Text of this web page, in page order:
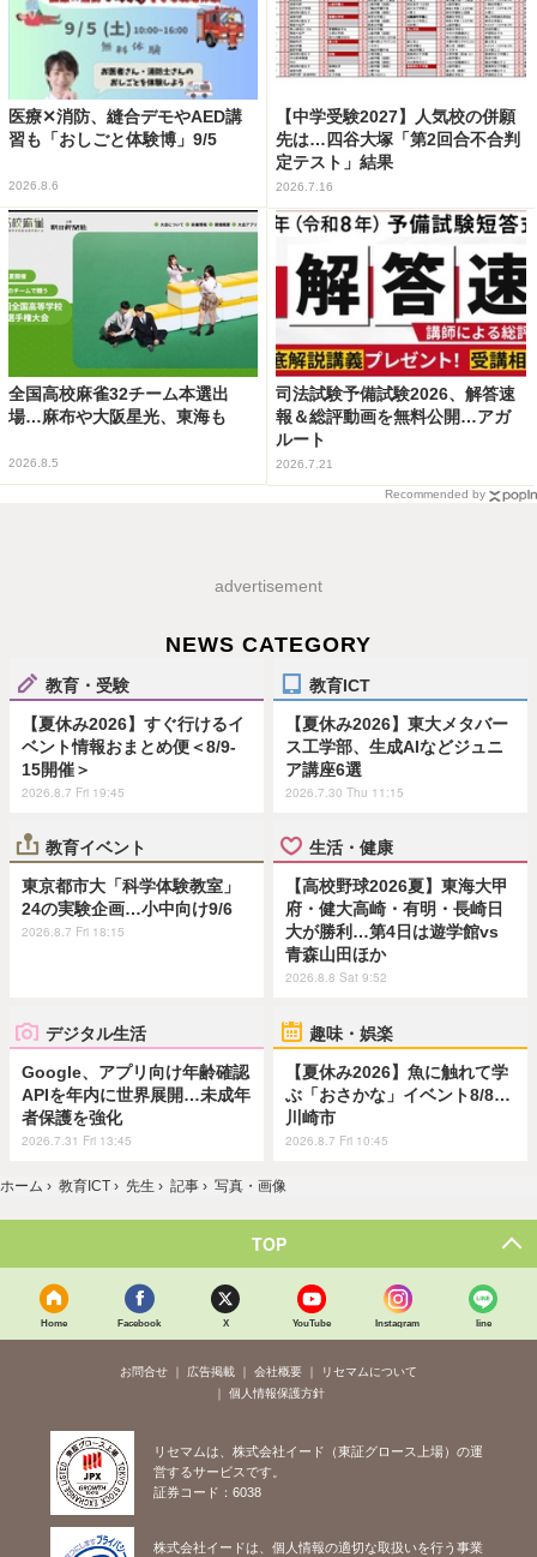
医療✕消防、縫合デモやAED講
習も「おしごと体験博」9/5
2026.8.6
【中学受験2027】人気校の併願
先は…四谷大塚「第2回合不合判
定テスト」結果
2026.7.16
全国高校麻雀32チーム本選出
場…麻布や大阪星光、東海も
2026.8.5
司法試験予備試験2026、解答速
報＆総評動画を無料公開…アガ
ルート
2026.7.21
Recommended by
advertisement
NEWS CATEGORY
教育・受験
【夏休み2026】すぐ行けるイ
ベント情報おまとめ便＜8/9-
15開催＞
2026.8.7 Fri 19:45
教育ICT
【夏休み2026】東大メタバー
ス工学部、生成AIなどジュニ
ア講座6選
2026.7.30 Thu 11:15
教育イベント
東京都市大「科学体験教室」
24の実験企画…小中向け9/6
2026.8.7 Fri 18:15
生活・健康
【高校野球2026夏】東海大甲
府・健大高崎・有明・長崎日
大が勝利…第4日は遊学館vs
青森山田ほか
2026.8.8 Sat 9:52
デジタル生活
Google、アプリ向け年齢確認
APIを年内に世界展開…未成年
者保護を強化
2026.7.31 Fri 13:45
趣味・娯楽
【夏休み2026】魚に触れて学
ぶ「おさかな」イベント8/8…
川崎市
2026.8.7 Fri 10:45
ホーム › 教育ICT › 先生 › 記事 › 写真・画像
TOP
Home Facebook X YouTube Instagram line
お問合せ 広告掲載 会社概要
リセマムについて
個人情報保護方針
リセマムは、株式会社イード（東証グロース上場）の運
営するサービスです。
証券コード：6038
株式会社イードは、個人情報の適切な取扱いを行う事業